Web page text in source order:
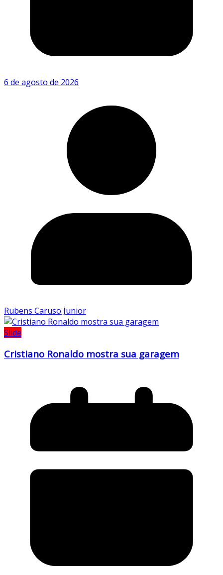
6 de agosto de 2026
Rubens Caruso Junior
Slide
Cristiano Ronaldo mostra sua garagem